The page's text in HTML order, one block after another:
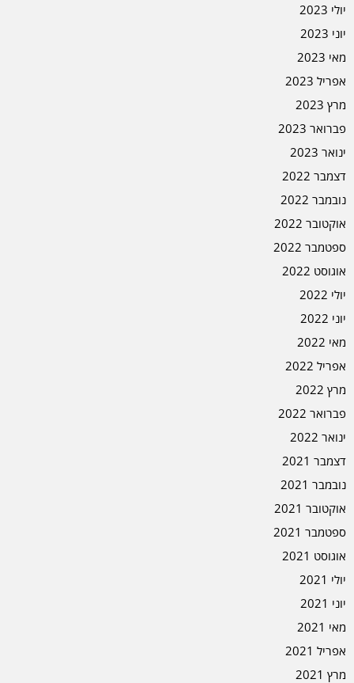
יולי 2023
יוני 2023
מאי 2023
אפריל 2023
מרץ 2023
פברואר 2023
ינואר 2023
דצמבר 2022
נובמבר 2022
אוקטובר 2022
ספטמבר 2022
אוגוסט 2022
יולי 2022
יוני 2022
מאי 2022
אפריל 2022
מרץ 2022
פברואר 2022
ינואר 2022
דצמבר 2021
נובמבר 2021
אוקטובר 2021
ספטמבר 2021
אוגוסט 2021
יולי 2021
יוני 2021
מאי 2021
אפריל 2021
מרץ 2021